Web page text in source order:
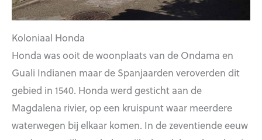
Koloniaal Honda
Honda was ooit de woonplaats van de Ondama en
Guali Indianen maar de Spanjaarden veroverden dit
gebied in 1540. Honda werd gesticht aan de
Magdalena rivier, op een kruispunt waar meerdere
waterwegen bij elkaar komen. In de zeventiende eeuw